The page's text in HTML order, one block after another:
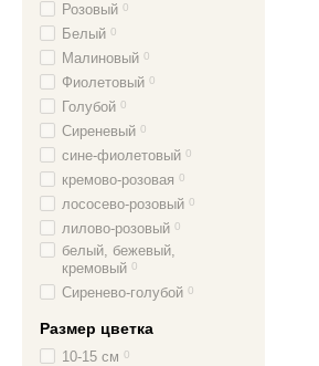
Розовый 0
Белый 0
Малиновый 0
Фиолетовый 0
Голубой 0
Сиреневый 0
сине-фиолетовый 0
кремово-розовая 0
лососево-розовый 0
лилово-розовый 0
белый, бежевый,
кремовый 0
Сиренево-голубой 0
Размер цветка
10-15 см 0